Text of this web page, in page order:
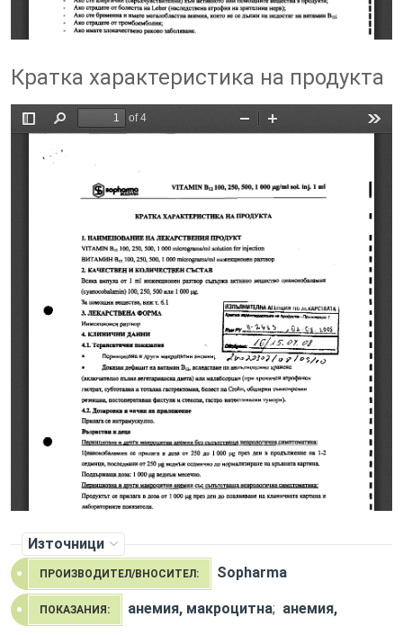
Кратка характеристика на продукта
Източници
ПРОИЗВОДИТЕЛ/ВНОСИТЕЛ: Sopharma
ПОКАЗАНИЯ: анемия, макроцитна; анемия,